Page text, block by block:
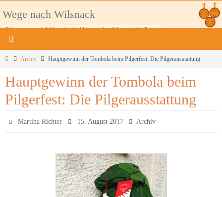
Inhalt
Wege nach Wilsnack
Pilgerwege nach Wilsnack - Auf historischen Wegen in die Prignitz
HomeArchiv Hauptgewinn der Tombola beim Pilgerfest: Die Pilgerausstattung
Hauptgewinn der Tombola beim
Pilgerfest: Die Pilgerausstattung
Martina Richter 15. August 2017 Archiv